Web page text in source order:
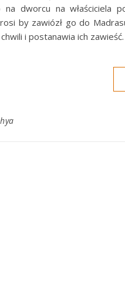
na dworcu na właściciela
by zawiózł go do
i postanawia ich